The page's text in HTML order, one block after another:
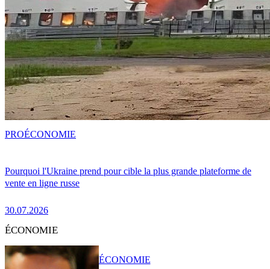
Pourquoi l'Ukraine prend pour cible la plus grande plateforme de
vente en ligne russe
30.07.2026
PROÉCONOMIE
ÉCONOMIE
ÉCONOMIE